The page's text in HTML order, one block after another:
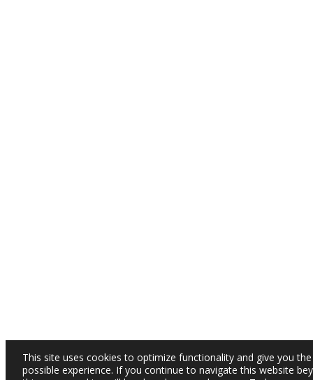
This site uses cookies to optimize functionality and give you
possible experience. If you continue to navigate this website